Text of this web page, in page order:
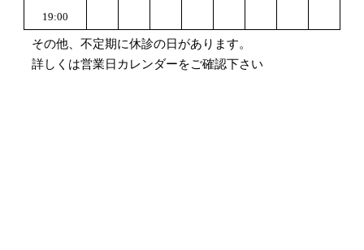
19:00
その他、不定期に休診の日があります。
詳しくは営業日カレンダーをご確認下さい